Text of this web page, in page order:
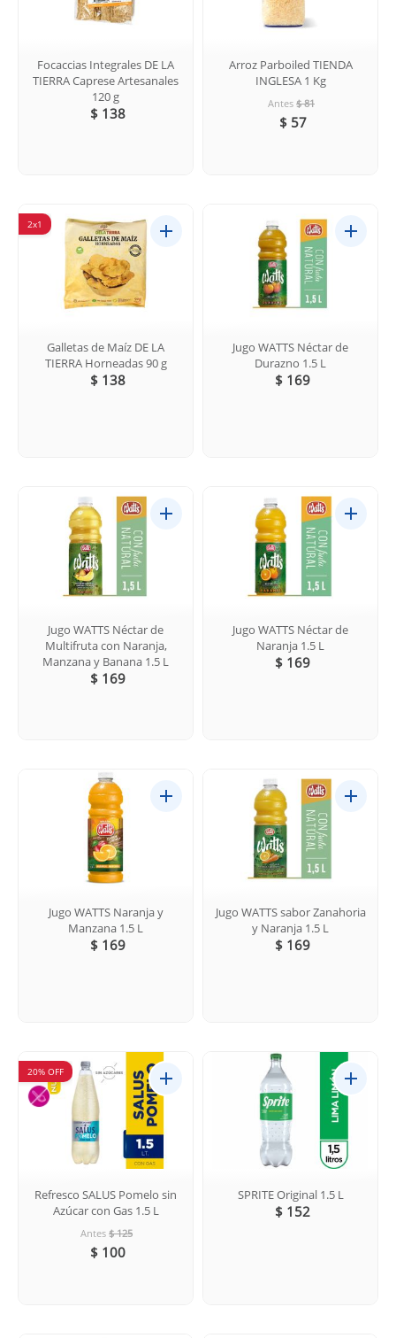
Focaccias Integrales DE LA
TIERRA Caprese Artesanales
120 g
$ 138
Arroz Parboiled TIENDA
INGLESA 1 Kg
Antes $ 81
$ 57
2x1
Galletas de Maíz DE LA
TIERRA Horneadas 90 g
$ 138
Jugo WATTS Néctar de
Durazno 1.5 L
$ 169
Jugo WATTS Néctar de
Multifruta con Naranja,
Manzana y Banana 1.5 L
$ 169
Jugo WATTS Néctar de
Naranja 1.5 L
$ 169
Jugo WATTS Naranja y
Manzana 1.5 L
$ 169
Jugo WATTS sabor Zanahoria
y Naranja 1.5 L
$ 169
20% OFF
Refresco SALUS Pomelo sin
Azúcar con Gas 1.5 L
Antes $ 125
$ 100
SPRITE Original 1.5 L
$ 152